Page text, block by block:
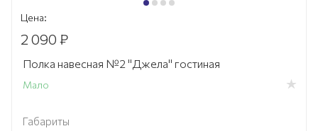
Цена:
2 090 ₽
Полка навесная №2 "Джела" гостиная
Мало
Габариты